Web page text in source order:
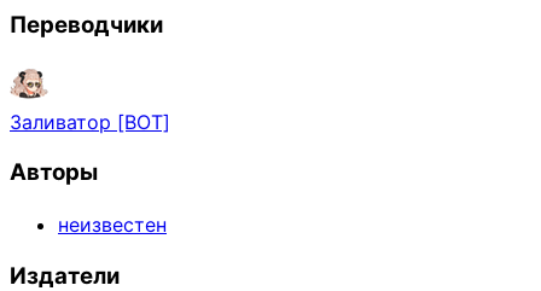
Переводчики
Заливатор [BOT]
Авторы
неизвестен
Издатели